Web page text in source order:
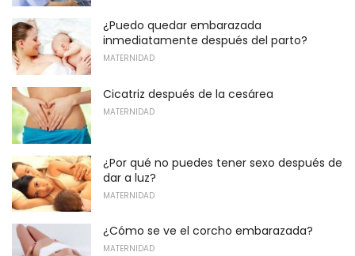
¿Puedo quedar embarazada
inmediatamente después del parto?
MATERNIDAD
Cicatriz después de la cesárea
MATERNIDAD
¿Por qué no puedes tener sexo después de
dar a luz?
MATERNIDAD
¿Cómo se ve el corcho embarazada?
MATERNIDAD